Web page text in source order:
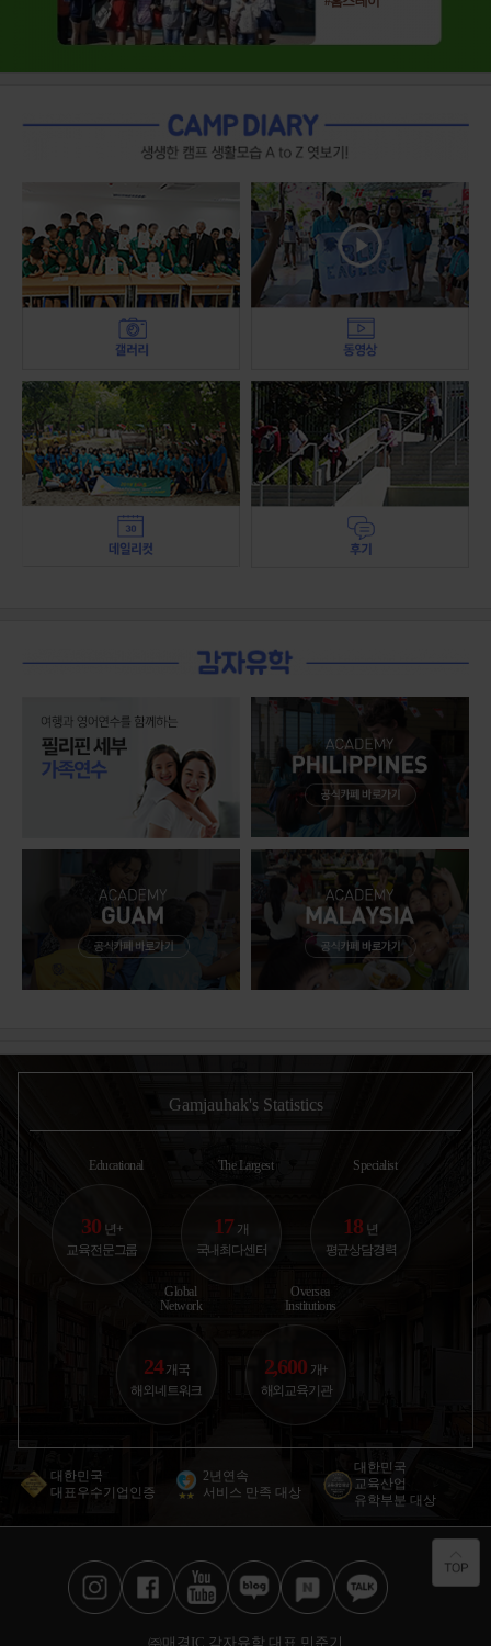
Gamjauhak's Statistics
Educational
30 년+
교육전문그룹
The Largest
17 개
국내최다센터
Specialist
18 년
평균상담경력
Global
Network
24 개국
해외네트워크
Oversea
Institutions
2,600 개+
해외교육기관
대한민국
대표우수기업인증
2년연속
서비스 만족 대상
대한민국
교육산업
유학부분 대상
㈜매경IC 감자유학 대표 민준기